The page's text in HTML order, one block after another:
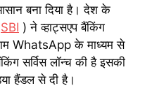
बना दिया है। देश के
SBI ) ने व्हाट्सएप बैंकिंग
WhatsApp के माध्यम से
सर्विस लॉन्च की है इसकी
हैंडल से दी है।